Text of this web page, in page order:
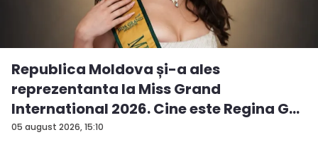
05 august 2026, 15:10
Republica Moldova și-a ales
reprezentanta la Miss Grand
International 2026. Cine este Regina G...